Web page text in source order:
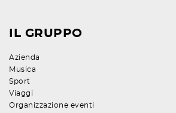
IL GRUPPO
Azienda
Musica
Sport
Viaggi
Organizzazione eventi